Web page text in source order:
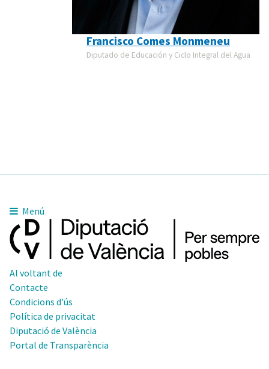
Francisco Comes Monmeneu
Diputado de Educación y Ciclo Integral del Agua
Menú
Al voltant de
Contacte
Condicions d'ús
Política de privacitat
Diputació de València
Portal de Transparència